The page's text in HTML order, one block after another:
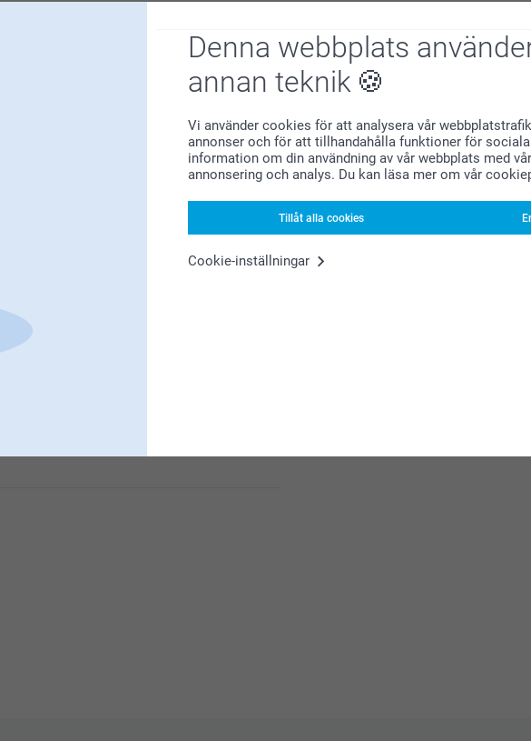
Denna webbplats
annan teknik
Vi använder cookies för att analysera vår
annonser och för att tillhandahålla funktioner för
information om din användning av vår webbplats med
annonsering och analys. Du kan läsa mer om vår
Tillåt alla cookies
Cookie-inställningar
på lyxpapper :) Tack för att du valt att
är vi glada för!